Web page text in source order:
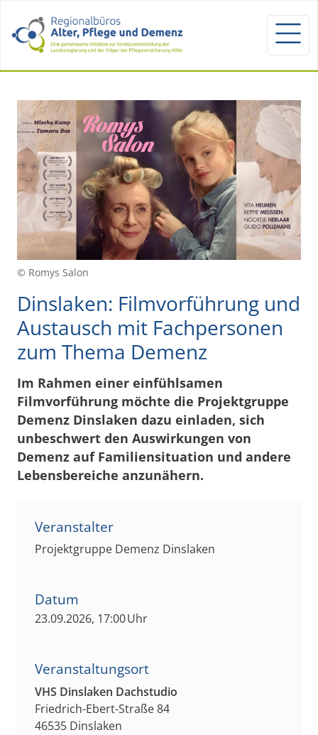
© Romys Salon
Dinslaken: Filmvorführung und
Austausch mit Fachpersonen
zum Thema Demenz
Im Rahmen einer einfühlsamen
Filmvorführung möchte die Projektgruppe
Demenz Dinslaken dazu einladen, sich
unbeschwert den Auswirkungen von
Demenz auf Familiensituation und andere
Lebensbereiche anzunähern.
Veranstalter
Projektgruppe Demenz Dinslaken
Datum
23.09.2026, 17:00 Uhr
Veranstaltungsort
VHS Dinslaken Dachstudio
Friedrich-Ebert-Straße 84
46535 Dinslaken